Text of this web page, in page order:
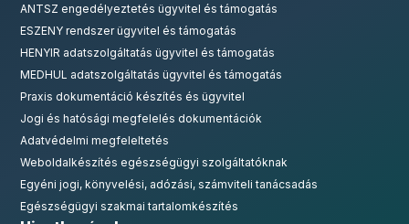
ANTSZ engedélyeztetés ügyvitel és támogatás
ESZENY rendszer ügyvitel és támogatás
HENYIR adatszolgáltatás ügyvitel és támogatás
MEDHUL adatszolgáltatás ügyvitel és támogatás
Praxis dokumentáció készítés és ügyvitel
Jogi és hatósági megfelelés dokumentációk
Adatvédelmi megfeleltetés
Weboldalkészítés egészségügyi szolgáltatóknak
Egyéni jogi, könyvelési, adózási, számviteli tanácsadás
Egészségügyi szakmai tartalomkészítés